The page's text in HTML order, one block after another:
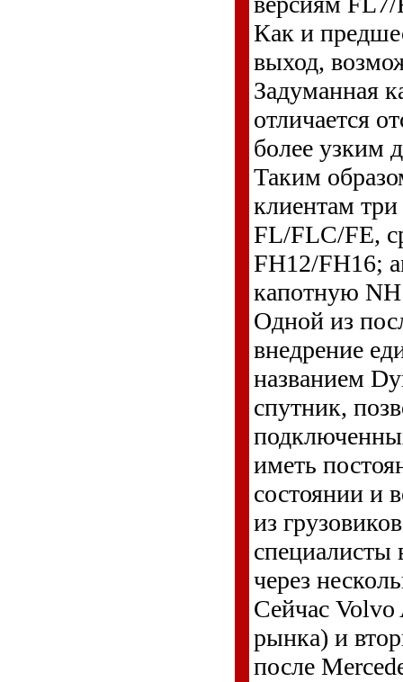
Как и
выход,
Задуманная
отличается
более узким
Таким
клиентам
FL/FLC/FE,
FH12/FH16;
капотную
Одной из
внедрение
названием
спутник,
иметь
состоянии и
из
специалисты
через
Сейчас
рынка) и
после